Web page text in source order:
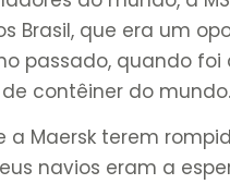
Brasil, que era um
passado, quando
contêiner do
a Maersk terem
navios eram a